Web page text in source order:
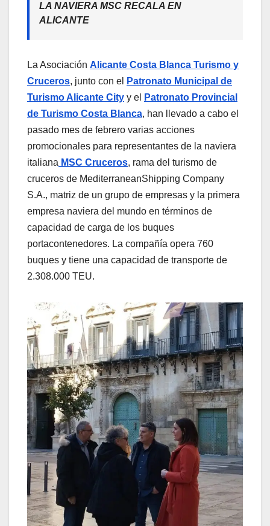
LA NAVIERA MSC RECALA EN
ALICANTE
La Asociación Alicante Costa Blanca Turismo y
Cruceros, junto con el
Patronato Municipal de
Turismo Alicante City y el
Patronato Provincial
de Turismo Costa Blanca, han llevado a cabo el
pasado mes de febrero varias acciones
promocionales para representantes de la naviera
italiana MSC Cruceros, rama del turismo de
cruceros de MediterraneanShipping Company
S.A., matriz de un grupo de empresas y la primera
empresa naviera del mundo en términos de
capacidad de carga de los buques
portacontenedores. La compañía opera 760
buques y tiene una capacidad de transporte de
2.308.000 TEU.​